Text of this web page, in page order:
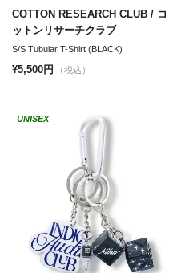
COTTON RESEARCH CLUB / コ
ットンリサーチクラブ
S/S Tubular T-Shirt (BLACK)
¥5,500円 （税込）
UNISEX